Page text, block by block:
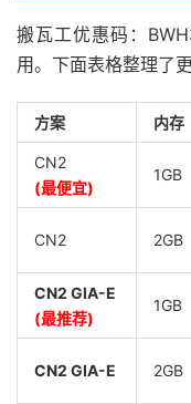
搬瓦工优惠码：
用。下面表格整理了
方案 内存
CN2
(最便宜)
1GB
CN2 2GB
CN2 GIA-E
(最推荐)
1GB
CN2 GIA-E 2GB